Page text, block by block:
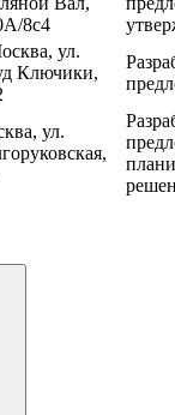
8с4
ул.
Ключики,
ул.